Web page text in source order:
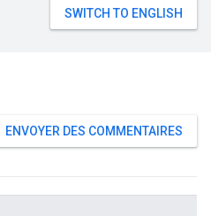
ENVOYER DES COMMENTAIRES